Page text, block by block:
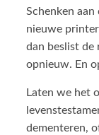
Schenken aan
nieuwe
dan beslist de
opnieuw. En
Laten we het
dementeren,